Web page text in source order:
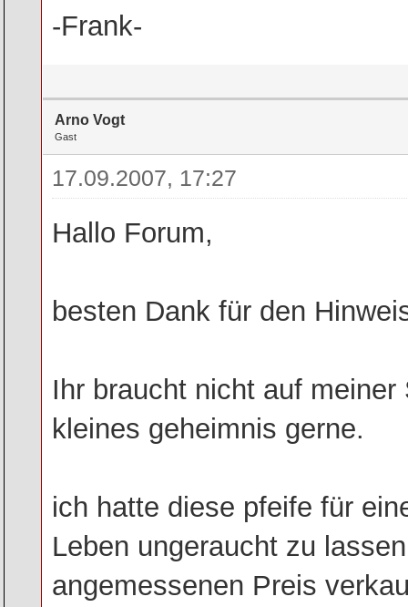
-Frank-
Arno Vogt
Gast
17.09.2007, 17:27
Hallo Forum,
besten Dank für den
Ihr braucht nicht auf
kleines geheimnis gerne.
ich hatte diese pfeife für
Leben ungeraucht zu
angemessenen Preis